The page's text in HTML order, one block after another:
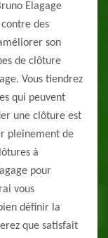
Elagage
des
son
de clôture
Vous tiendrez
qui peuvent
une clôture est
pleinement de
à
pour
vous
définir la
que satisfait